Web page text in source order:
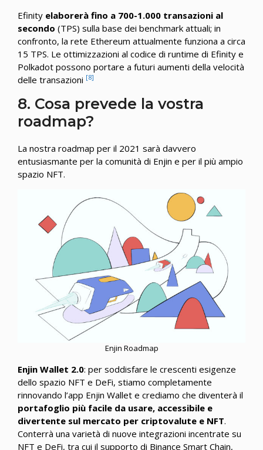
Efinity elaborerà fino a 700-1.000 transazioni al
secondo (TPS) sulla base dei benchmark attuali; in
confronto, la rete Ethereum attualmente funziona a circa
15 TPS. Le ottimizzazioni al codice di runtime di Efinity e
Polkadot possono portare a futuri aumenti della velocità
delle transazioni [8]
8. Cosa prevede la vostra
roadmap?
La nostra roadmap per il 2021 sarà davvero
entusiasmante per la comunità di Enjin e per il più ampio
spazio NFT.
Enjin Roadmap
Enjin Wallet 2.0: per soddisfare le crescenti esigenze
dello spazio NFT e DeFi, stiamo completamente
rinnovando l’app Enjin Wallet e crediamo che diventerà il
portafoglio più facile da usare, accessibile e
divertente sul mercato per criptovalute e NFT.
Conterrà una varietà di nuove integrazioni incentrate su
NFT e DeFi, tra cui il supporto di Binance Smart Chain,